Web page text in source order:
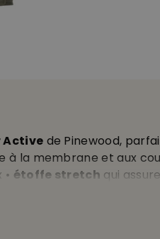
Active de Pinewood,
à la membrane et aux
étoffe stretch qui
et poignets
2 poches poitrine zippées